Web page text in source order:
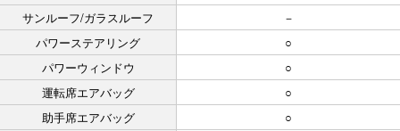
サンルーフ/ガラスルーフ
－
パワーステアリング
○
パワーウィンドウ
○
運転席エアバッグ
○
助手席エアバッグ
○